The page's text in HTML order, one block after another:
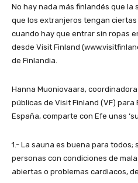
No hay nada más finlandés que
que los extranjeros tengan
cuando hay que entrar sin ropas
desde Visit Finland
de Finlandia.
Hanna Muoniovaara,
públicas de Visit Finland (VF) para
España, comparte con Efe unas
1.- La sauna es buena para todos;
personas con condiciones de
abiertas o problemas cardiacos,